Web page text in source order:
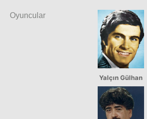
Oyuncular
Yalçın Gülhan